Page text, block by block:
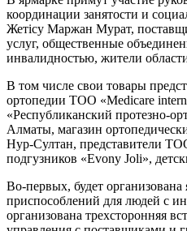
координации занятости и
Жетісу Маржан Мурат,
услуг, общественные
инвалидностью, жители
В том числе свои товары
ортопедии ТОО «Medicare
«Республиканский протезно-
Алматы, магазин
Нур-Султан, представители
подгузников «Еvony Joli»,
Во-первых, будет организована
приспособлений для людей с
организована трехсторонняя